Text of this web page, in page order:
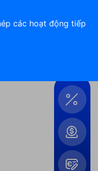
Tiện
ích
các hoạt động tiếp